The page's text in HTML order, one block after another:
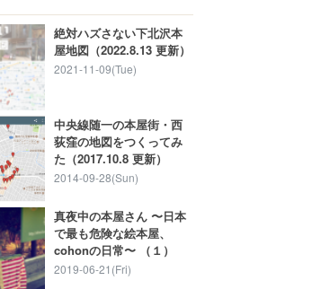
絶対ハズさない下北沢本
屋地図（2022.8.13 更新）
2021-11-09(Tue)
中央線随一の本屋街・西
荻窪の地図をつくってみ
た（2017.10.8 更新）
2014-09-28(Sun)
真夜中の本屋さん 〜日本
で最も危険な絵本屋、
cohonの日常〜 （１）
2019-06-21(Fri)